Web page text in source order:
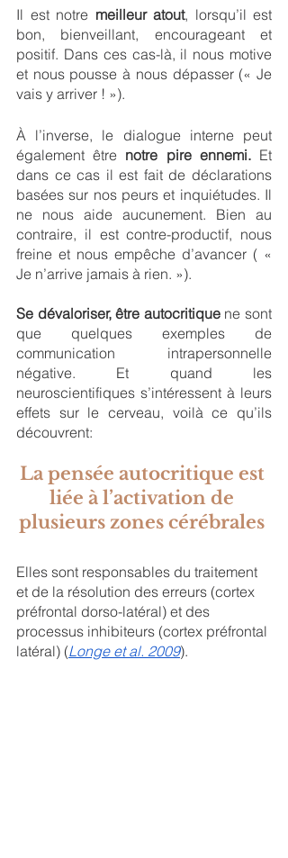
Il est notre meilleur atout, lorsqu’il est
bon, bienveillant, encourageant et
positif. Dans ces cas-là, il nous motive
et nous pousse à nous dépasser (« Je
vais y arriver ! »).
À l’inverse, le dialogue interne peut
également être notre pire ennemi. Et
dans ce cas il est fait de déclarations
basées sur nos peurs et inquiétudes. Il
ne nous aide aucunement. Bien au
contraire, il est contre-productif, nous
freine et nous empêche d’avancer ( «
Je n’arrive jamais à rien. »).
Se dévaloriser, être autocritique ne sont
que quelques exemples de
communication intrapersonnelle
négative. Et quand les
neuroscientifiques s’intéressent à leurs
effets sur le cerveau, voilà ce qu’ils
découvrent:
La pensée autocritique est
liée à l’activation de
plusieurs zones cérébrales
Elles sont responsables du traitement
et de la résolution des erreurs (cortex
préfrontal dorso-latéral) et des
processus inhibiteurs (cortex préfrontal
latéral) (Longe et al. 2009).